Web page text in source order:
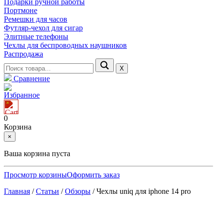
Подарки ручной работы
Портмоне
Ремешки для часов
Футляр-чехол для сигар
Элитные телефоны
Чехлы для беспроводных наушников
Распродажа
Х
Сравнение
Избранное
0
Корзина
×
Ваша корзина пуста
Просмотр корзиныОформить заказ
Главная /Статьи /Обзоры /Чехлы uniq для iphone 14 pro